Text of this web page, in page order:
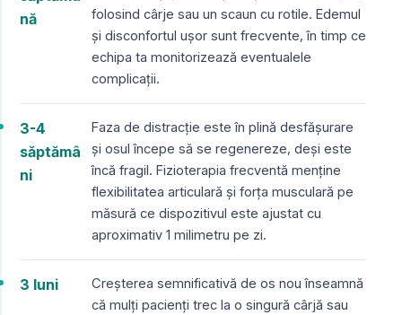
nă
folosind cârje sau un scaun cu rotile. Edemul
și disconfortul ușor sunt frecvente, în timp ce
echipa ta monitorizează eventualele
complicații.
3-4
săptămâ
ni
Faza de distracție este în plină desfășurare
și osul începe să se regenereze, deși este
încă fragil. Fizioterapia frecventă menține
flexibilitatea articulară și forța musculară pe
măsură ce dispozitivul este ajustat cu
aproximativ 1 milimetru pe zi.
3 luni
Creșterea semnificativă de os nou înseamnă
că mulți pacienți trec la o singură cârjă sau